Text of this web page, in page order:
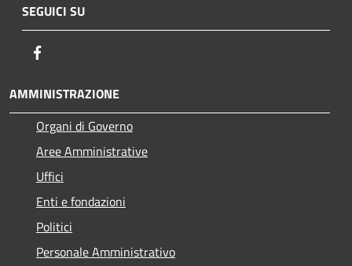
SEGUICI SU
AMMINISTRAZIONE
Organi di Governo
Aree Amministrative
Uffici
Enti e fondazioni
Politici
Personale Amministrativo